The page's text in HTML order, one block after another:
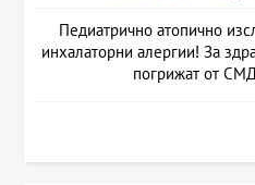
Педиатрично атопично
инхалаторни алергии! За
погрижат от